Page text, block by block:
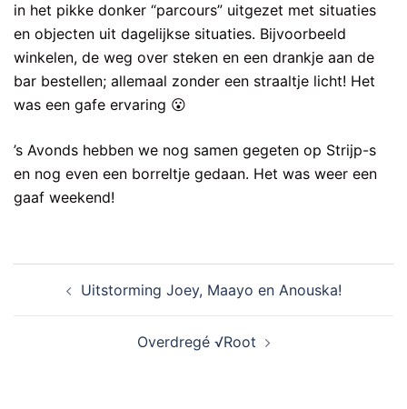
in het pikke donker “parcours” uitgezet met situaties
en objecten uit dagelijkse situaties. Bijvoorbeeld
winkelen, de weg over steken en een drankje aan de
bar bestellen; allemaal zonder een straaltje licht! Het
was een gafe ervaring 😮
’s Avonds hebben we nog samen gegeten op Strijp-s
en nog even een borreltje gedaan. Het was weer een
gaaf weekend!
navigatieUitstorming Joey, Maayo en Anouska!
Overdregé √Root